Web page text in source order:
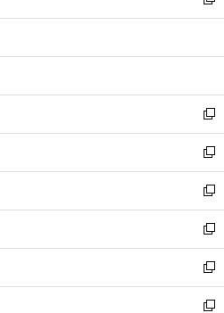
開
ウ
開
ン
ウ
開
く
ウ
ン
ウ
で
開
く
し
ウ
ン
ド
ウ
で
開
く
新
し
い
ウ
ィ
ン
ド
ウ
で
開
く
新
し
い
ウ
ィ
ン
ド
ウ
で
新
し
い
ウ
ィ
ン
ド
新
し
い
ウ
ィ
新
し
い
新